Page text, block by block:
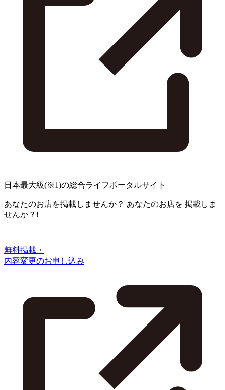
日本最大級(※1)の総合ライフポータルサイト
あなたのお店を掲載しませんか？ あなたのお店を 掲載しま
せんか？!
無料掲載・
内容変更のお申し込み